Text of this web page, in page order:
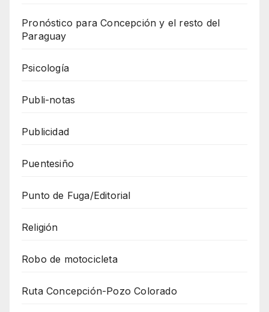
Pronóstico para Concepción y el resto del
Paraguay
Psicología
Publi-notas
Publicidad
Puentesiño
Punto de Fuga/Editorial
Religión
Robo de motocicleta
Ruta Concepción-Pozo Colorado